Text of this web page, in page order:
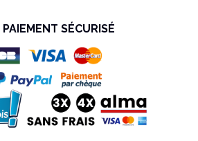
PAIEMENT SÉCURISÉ